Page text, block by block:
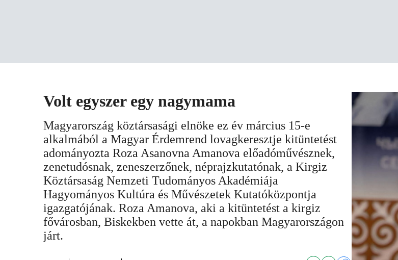
Volt egyszer egy nagymama
Magyarország köztársasági elnöke ez év március 15-e
alkalmából a Magyar Érdemrend lovagkeresztje kitüntetést
adományozta Roza Asanovna Amanova előadóművésznek,
zenetudósnak, zeneszerzőnek, néprajzkutatónak, a Kirgiz
Köztársaság Nemzeti Tudományos Akadémiája
Hagyományos Kultúra és Művészetek Kutatóközpontja
igazgatójának. Roza Amanova, aki a kitüntetést a kirgiz
fővárosban, Biskekben vette át, a napokban Magyarországon
járt.